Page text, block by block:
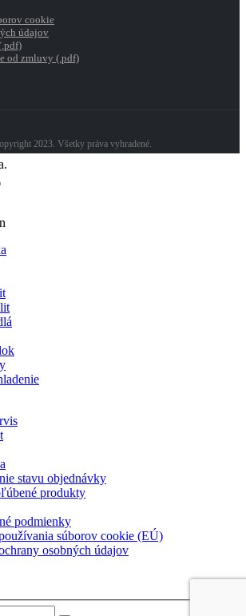
cookie
údajov
od zmluvy (.pdf)
2023. Všetky práva vyhradené.
stavu objednávky
produkty
podmienky
súborov cookie (EÚ)
osobných údajov